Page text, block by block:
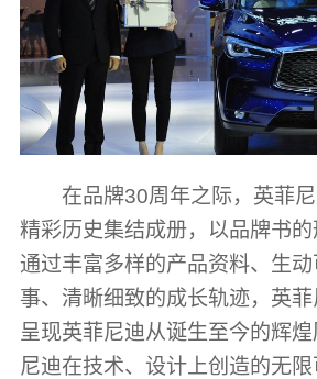
在品牌30周年之际，英菲尼
精彩历史集结成册，以品牌书的
通过丰富多样的产品资料、生
事、清晰细致的成长轨迹，英
呈现英菲尼迪从诞生至今的辉
尼迪在技术、设计上创造的无